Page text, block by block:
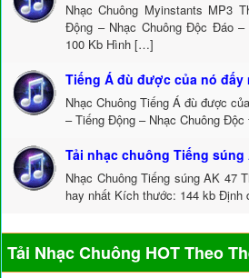
Nhạc Chuông Myinstants MP3
Động – Nhạc Chuông Độc Đáo
100 Kb Hình […]
Tiếng Á đù được của nó đấy
Nhạc Chuông Tiếng Á đù được
– Tiếng Động – Nhạc Chuông
Tải nhạc chuông Tiếng súng
Nhạc Chuông Tiếng súng AK 47
hay nhất Kích thước: 144 kb
Tải Nhạc Chuông HOT Theo